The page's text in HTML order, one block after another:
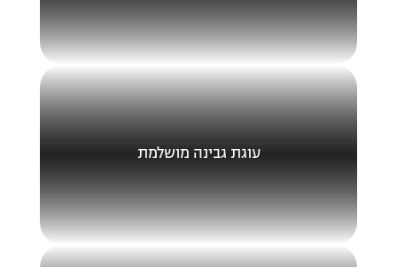
עוגת גבינה מושלמת